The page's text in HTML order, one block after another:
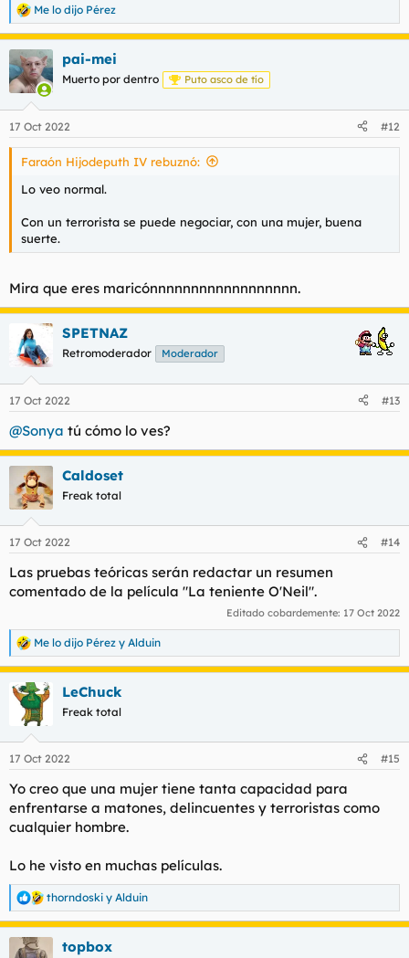
R
e
c
c
i
e
s
Me lo dijo Pérez
pai-mei
Muerto por dentro Puto asco de tío
17 Oct 2022 #12
Faraón Hijodeputh IV rebuznó:
Lo veo normal.
Con un terrorista se puede negociar, con una mujer, buena
suerte.
Mira que eres maricónnnnnnnnnnnnnnnnnn.
SPETNAZ
Retromoderador Moderador
17 Oct 2022 #13
@Sonya tú cómo lo ves?
Caldoset
Freak total
17 Oct 2022 #14
Las pruebas teóricas serán redactar un resumen
comentado de la película "La teniente O'Neil".
Editado cobardemente: 17 Oct 2022
R
e
a
c
c
e
:
Me lo dijo Pérez y Alduin
LeChuck
Freak total
17 Oct 2022 #15
Yo creo que una mujer tiene tanta capacidad para
enfrentarse a matones, delincuentes y terroristas como
cualquier hombre.
Lo he visto en muchas películas.
R
e
c
thorndoski y Alduin
topbox